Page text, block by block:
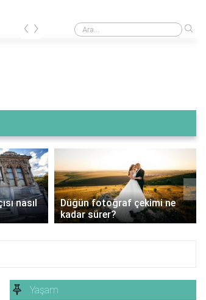
Tost makinesinde waffle kaç dakikada pişer?
‹ ›
nasıl
Düğün fotoğraf çekimi ne
kadar sürer?
›
Yaşam